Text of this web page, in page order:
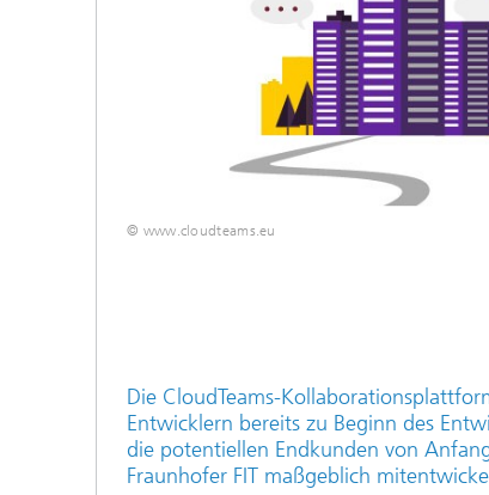
© www.cloudteams.eu
Die CloudTeams-
Entwicklern bereits zu Beginn des
die potentiellen Endkunden von
Fraunhofer FIT maßgeblich